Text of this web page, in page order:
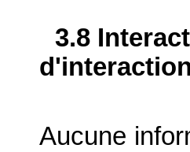
3.8
Aucune